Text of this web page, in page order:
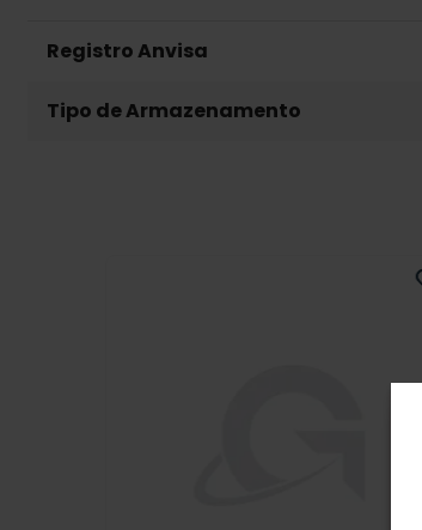
Registro Anvisa
Tipo de Armazenamento